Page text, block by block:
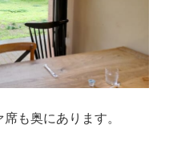
も奥にあります。